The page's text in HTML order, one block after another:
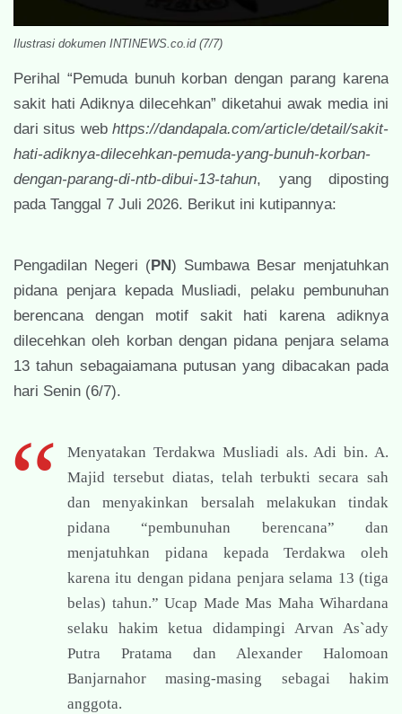
Ilustrasi dokumen INTINEWS.co.id (7/7)
Perihal “Pemuda bunuh korban dengan parang karena
sakit hati Adiknya dilecehkan” diketahui awak media ini
dari situs web https://dandapala.com/article/detail/sakit-
hati-adiknya-dilecehkan-pemuda-yang-bunuh-korban-
dengan-parang-di-ntb-dibui-13-tahun, yang diposting
pada Tanggal 7 Juli 2026. Berikut ini kutipannya:
Pengadilan Negeri (PN) Sumbawa Besar menjatuhkan
pidana penjara kepada Musliadi, pelaku pembunuhan
berencana dengan motif sakit hati karena adiknya
dilecehkan oleh korban dengan pidana penjara selama
13 tahun sebagaiamana putusan yang dibacakan pada
hari Senin (6/7).
Menyatakan Terdakwa Musliadi als. Adi bin. A.
Majid tersebut diatas, telah terbukti secara sah
dan menyakinkan bersalah melakukan tindak
pidana “pembunuhan berencana” dan
menjatuhkan pidana kepada Terdakwa oleh
karena itu dengan pidana penjara selama 13 (tiga
belas) tahun.” Ucap Made Mas Maha Wihardana
selaku hakim ketua didampingi Arvan As`ady
Putra Pratama dan Alexander Halomoan
Banjarnahor masing-masing sebagai hakim
anggota.